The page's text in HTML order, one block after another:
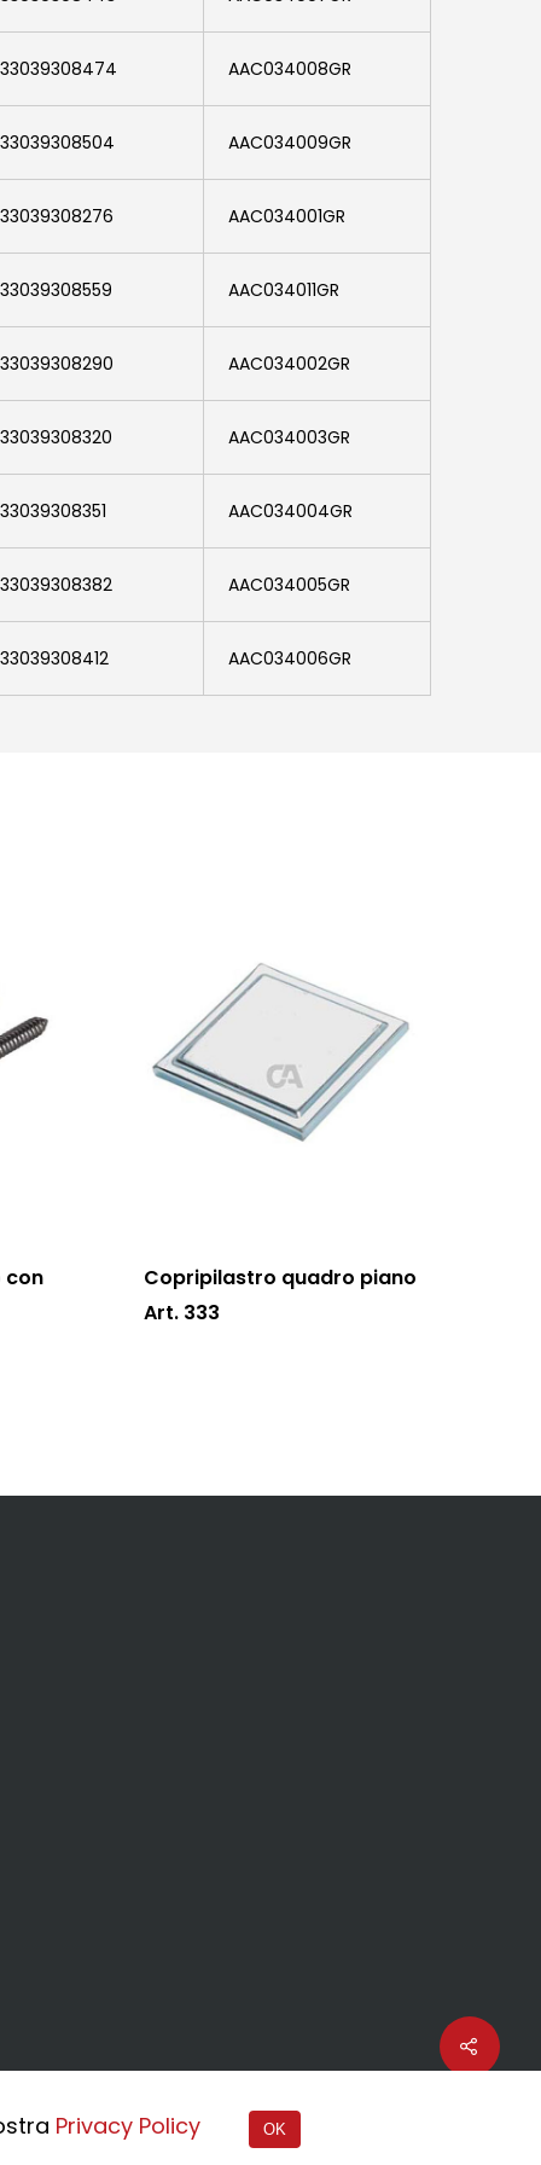
AAC034008GR
AAC034009GR
AAC034001GR
AAC034011GR
AAC034002GR
AAC034003GR
AAC034004GR
AAC034005GR
AAC034006GR
con
Copripilastro quadro piano
Art. 333
Certificazioni
Lavora con noi
Contatti
Privacy Policy OK